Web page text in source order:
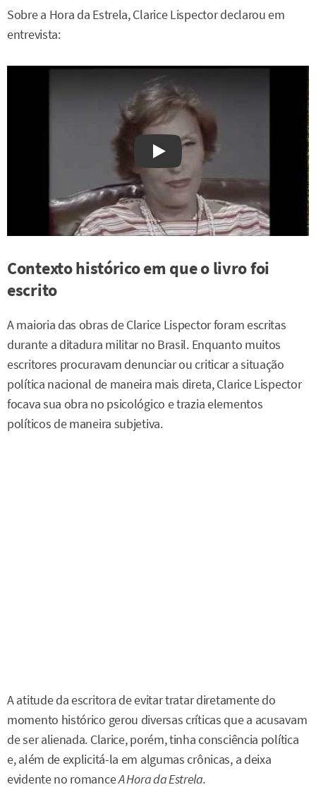
Sobre a Hora da Estrela, Clarice Lispector declarou em
entrevista:
Watch on YouTube
Contexto histórico em que o livro foi
escrito
A maioria das obras de Clarice Lispector foram escritas
durante a ditadura militar no Brasil. Enquanto muitos
escritores procuravam denunciar ou criticar a situação
política nacional de maneira mais direta, Clarice Lispector
focava sua obra no psicológico e trazia elementos
políticos de maneira subjetiva.
A atitude da escritora de evitar tratar diretamente do
momento histórico gerou diversas críticas que a acusavam
de ser alienada. Clarice, porém, tinha consciência política
e, além de explicitá-la em algumas crônicas, a deixa
evidente no romanceA Hora da Estrela.